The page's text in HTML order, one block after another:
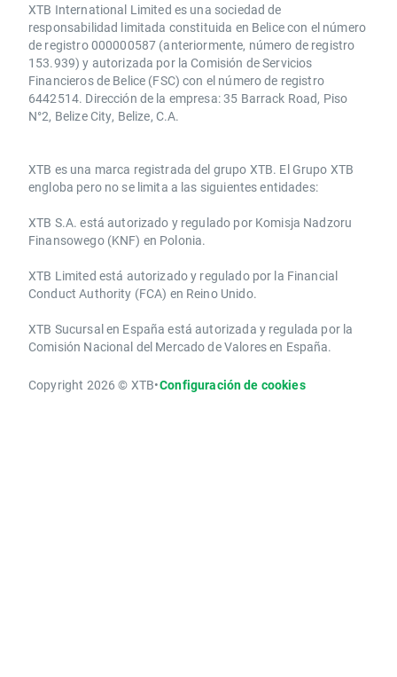
XTB International Limited es una sociedad de
responsabilidad limitada constituida en Belice con el número
de registro 000000587 (anteriormente, número de registro
153.939) y autorizada por la Comisión de Servicios
Financieros de Belice (FSC) con el número de registro
6442514. Dirección de la empresa: 35 Barrack Road, Piso
N°2, Belize City, Belize, C.A.
​​XTB es una marca registrada del grupo XTB. El Grupo XTB
engloba pero no se limita a las siguientes entidades:
XTB S.A.​ está autorizado y regulado por Komisja Nadzoru
Finansowego (KNF) ​en Polonia.
XTB Limited ​está autorizado y regulado por la ​Financial
Conduct Authority ​(FCA) en ​​Reino Unido.
XTB Sucursal en España está autorizada y regulada por la
Comisión Nacional del Mercado de Valores en España.
Copyright 2026 © XTB•Configuración de cookies